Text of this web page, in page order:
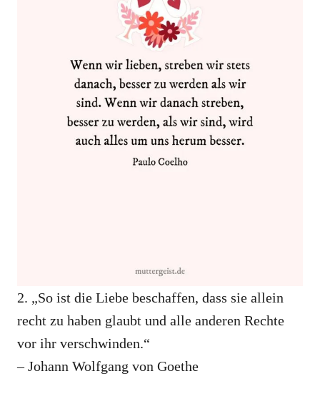
2. „So ist die Liebe beschaffen, dass sie allein
recht zu haben glaubt und alle anderen Rechte
vor ihr verschwinden.“
– Johann Wolfgang von Goethe